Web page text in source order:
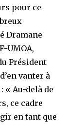
pour ce
Dramane
UMOA,
Président
vanter à
« Au-delà de
ce cadre
en tant que